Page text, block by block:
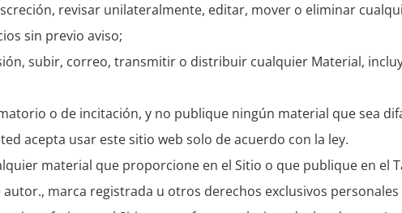
revisar unilateralmente, editar, mover o eliminar
sin previo aviso;
subir, correo, transmitir o distribuir cualquier Material,
o de incitación, y no publique ningún material que sea
acepta usar este sitio web solo de acuerdo con la ley.
material que proporcione en el Sitio o que publique en el
marca registrada u otros derechos exclusivos